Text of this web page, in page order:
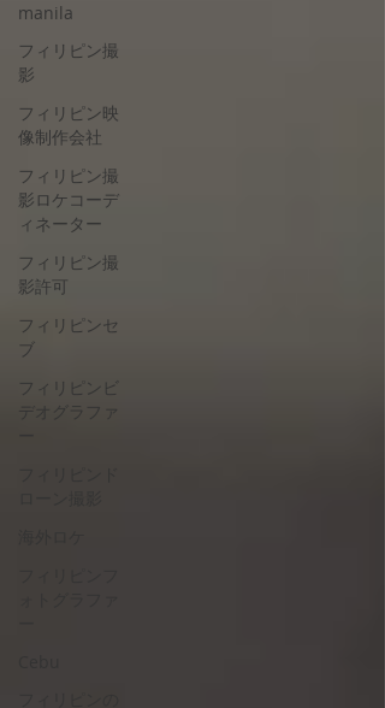
manila
フィリピン撮
影
フィリピン映
像制作会社
フィリピン撮
影ロケコーデ
ィネーター
フィリピン撮
影許可
フィリピンセ
ブ
フィリピンビ
デオグラファ